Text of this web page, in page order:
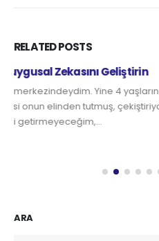
RELATEDPOSTS
Hayatın Kendisi Bir Sınav …
Bu sabah radyoda bir
üniversiteyi bitirdiniz ve şimdi ne
soru...
ARA